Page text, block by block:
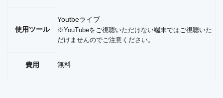
使用ツール
Youtbeライブ
※YouTubeをご視聴いただけない端末ではご視聴いた
だけませんのでご注意ください。
費用 無料